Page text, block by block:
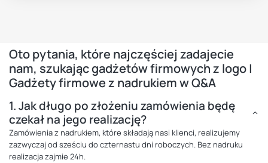
Oto pytania, które najczęściej zadajecie
nam, szukając gadżetów firmowych z logo |
Gadżety firmowe z nadrukiem w Q&A
1.Jak długo po złożeniu zamówienia będę
czekał na jego realizację?
Zamówienia z nadrukiem, które składają nasi klienci, realizujemy
zazwyczaj od sześciu do czternastu dni roboczych. Bez nadruku
realizacja zajmie 24h.